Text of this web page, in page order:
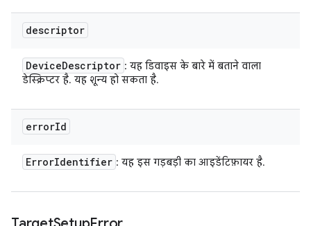
descriptor
DeviceDescriptor : यह डिवाइस के बारे में बताने वाला
डेस्क्रिप्टर है. यह शून्य हो सकता है.
errorId
ErrorIdentifier : यह इस गड़बड़ी का आइडेंटिफ़ायर है.